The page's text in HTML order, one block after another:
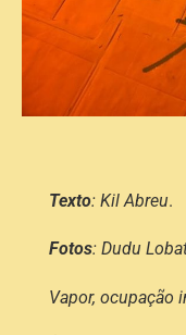
Texto: Kil Abreu.
Fotos: Dudu
Vapor, ocupação